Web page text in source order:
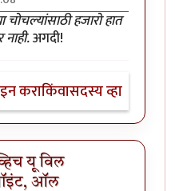
हजारो हात
अगदी!
कराकिंवासदस्य व्हा
यू विल
ऑल